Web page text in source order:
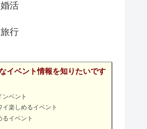
活
行
イベント情報を知りたいです
ンベント
イ楽しめるイベント
るイベント